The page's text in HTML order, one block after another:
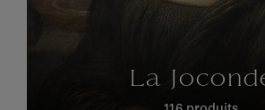
La